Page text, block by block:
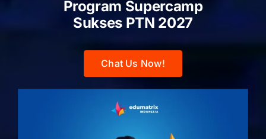
Program Supercamp
Sukses PTN 2027
Chat Us Now!